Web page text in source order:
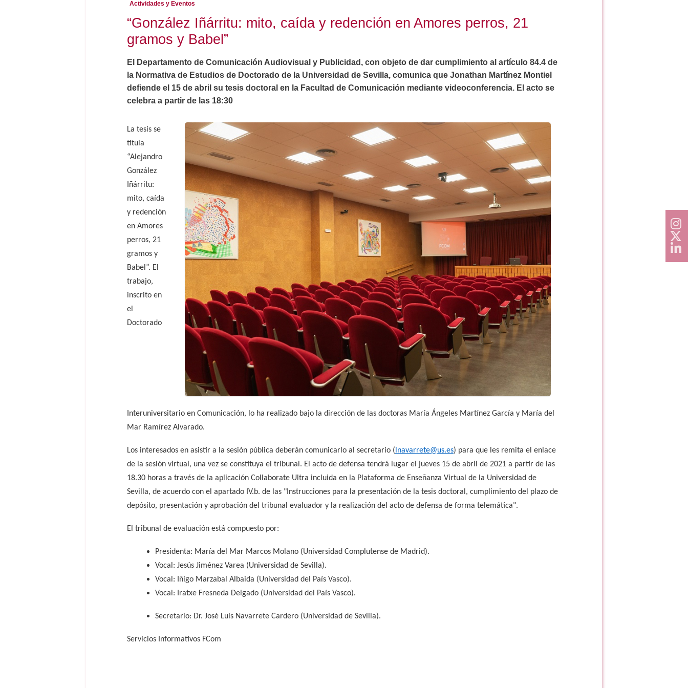
Actividades y Eventos
“González Iñárritu: mito, caída y redención en Amores perros, 21
gramos y Babel”
El Departamento de Comunicación Audiovisual y Publicidad, con objeto de dar cumplimiento al artículo 84.4 de
la Normativa de Estudios de Doctorado de la Universidad de Sevilla, comunica que Jonathan Martínez Montiel
defiende el 15 de abril su tesis doctoral en la Facultad de Comunicación mediante videoconferencia. El acto se
celebra a partir de las 18:30
La tesis se
titula
“Alejandro
González
Iñárritu:
mito, caída
y redención
en Amores
perros, 21
gramos y
Babel”. El
trabajo,
inscrito en
el
Doctorado
Interuniversitario en Comunicación, lo ha realizado bajo la dirección de las doctoras María Ángeles Martínez García y María del
Mar Ramírez Alvarado.
Los interesados en asistir a la sesión pública deberán comunicarlo al secretario ( lnavarrete@us.es) para que les remita el enlace
de la sesión virtual, una vez se constituya el tribunal. El acto de defensa tendrá lugar el jueves 15 de abril de 2021 a partir de las
18.30 horas a través de la aplicación Collaborate Ultra incluida en la Plataforma de Enseñanza Virtual de la Universidad de
Sevilla, de acuerdo con el apartado IV.b. de las "Instrucciones para la presentación de la tesis doctoral, cumplimiento del plazo de
depósito, presentación y aprobación del tribunal evaluador y la realización del acto de defensa de forma telemática".
El tribunal de evaluación está compuesto por:
Presidenta: María del Mar Marcos Molano (Universidad Complutense de Madrid).
Vocal: Jesús Jiménez Varea (Universidad de Sevilla).
Vocal: Iñigo Marzabal Albaida (Universidad del País Vasco).
Vocal: Iratxe Fresneda Delgado (Universidad del País Vasco).
Secretario: Dr. José Luis Navarrete Cardero (Universidad de Sevilla).
Servicios Informativos FCom